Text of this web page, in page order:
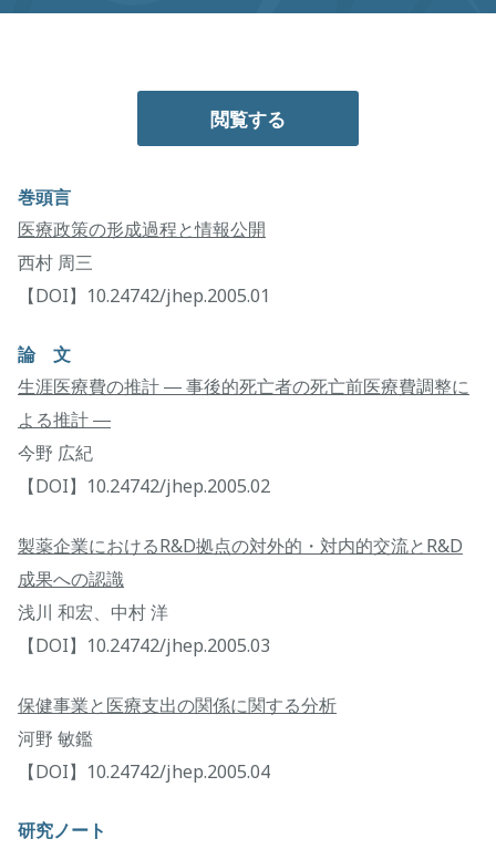
閲覧する
巻頭言
医療政策の形成過程と情報公開
西村 周三
【DOI】10.24742/jhep.2005.01
論 文
生涯医療費の推計 ― 事後的死亡者の死亡前医療費調整に
よる推計 ―
今野 広紀
【DOI】10.24742/jhep.2005.02
製薬企業におけるR&D拠点の対外的・対内的交流とR&D
成果への認識
浅川 和宏、中村 洋
【DOI】10.24742/jhep.2005.03
保健事業と医療支出の関係に関する分析
河野 敏鑑
【DOI】10.24742/jhep.2005.04
研究ノート